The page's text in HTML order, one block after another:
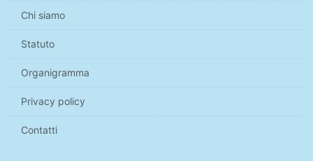
Chi siamo
Statuto
Organigramma
Privacy policy
Contatti